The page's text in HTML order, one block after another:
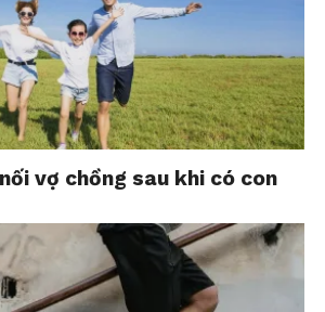
vợ chồng sau khi có con